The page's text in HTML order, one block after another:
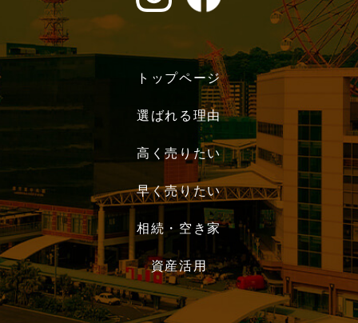
トップページ
選ばれる理由
高く売りたい
早く売りたい
相続・空き家
資産活用